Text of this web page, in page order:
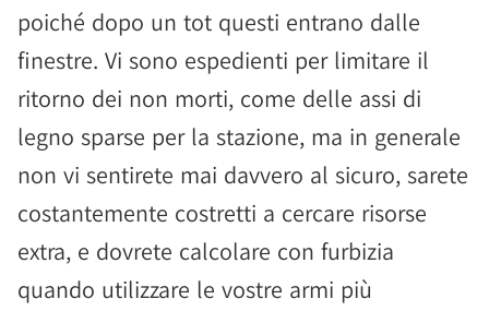
poiché dopo un tot questi entrano dalle
finestre. Vi sono espedienti per limitare il
ritorno dei non morti, come delle assi di
legno sparse per la stazione, ma in generale
non vi sentirete mai davvero al sicuro, sarete
costantemente costretti a cercare risorse
extra, e dovrete calcolare con furbizia
quando utilizzare le vostre armi più